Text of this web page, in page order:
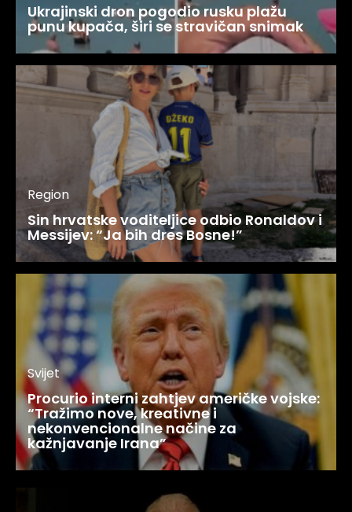
Ukrajinski dron pogodio rusku plažu
punu kupača, širi se stravičan snimak
Region
Sin hrvatske voditeljice odbio Ronaldov i
Messijev: “Ja bih dres Bosne!”
Svijet
Procurio interni zahtjev američke vojske:
“Tražimo nove, kreativne i
nekonvencionalne načine za
kažnjavanje Irana”